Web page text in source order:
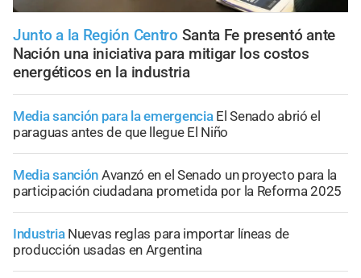
Junto a la Región Centro Santa Fe presentó ante
Nación una iniciativa para mitigar los costos
energéticos en la industria
Media sanción para la emergencia El Senado abrió el
paraguas antes de que llegue El Niño
Media sanción Avanzó en el Senado un proyecto para la
participación ciudadana prometida por la Reforma 2025
Industria Nuevas reglas para importar líneas de
producción usadas en Argentina